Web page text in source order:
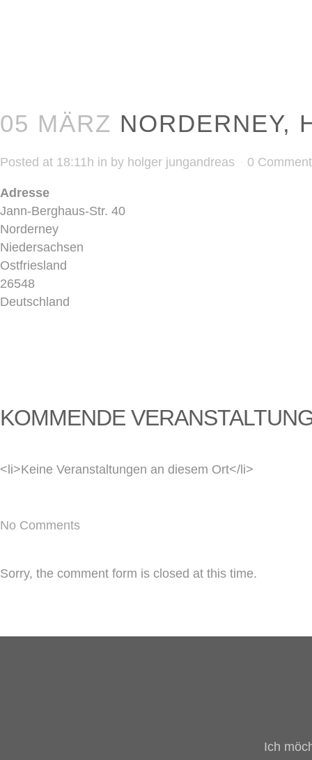
05 MÄRZ NORDERNEY,
Posted at 18:11h in by holger jungandreas 0
Adresse
Jann-Berghaus-Str. 40
Norderney
Niedersachsen
Ostfriesland
26548
Deutschland
KOMMENDE
<li>Keine Veranstaltungen an diesem Ort</li>
No Comments
Sorry, the comment form is closed at this time.
Ich